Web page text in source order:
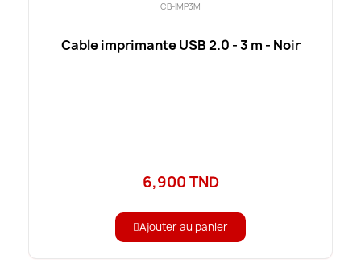
CB-IMP3M
Cable imprimante USB 2.0 - 3 m - Noir
6,900 TND
Ajouter au panier